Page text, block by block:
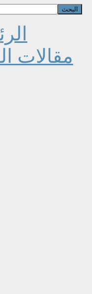
مقالات